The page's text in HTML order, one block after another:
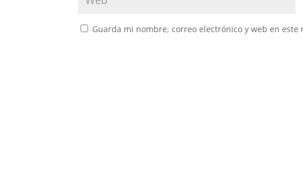
Guarda mi nombre, correo electrónico y web en